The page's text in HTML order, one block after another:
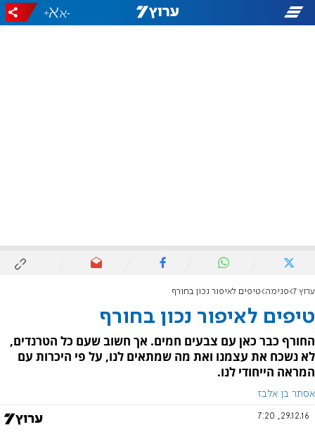
-
+
ערוץ 7 פנימה טיפים לאיפור נכון בחורף
טיפים לאיפור נכון בחורף
החורף כבר כאן עם צבעים חמים. אך חשוב שעם כל הטרנדים,
לא נשכח את עצמנו ואת מה שמתאים לנו, על פי היכרות עם
המראה הייחודי לנו.
אסתר בן אלבז
29.12.16, 7:20